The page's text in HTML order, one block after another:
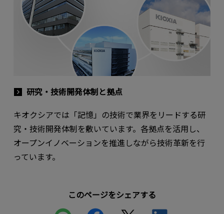
研究・技術開発体制と拠点
キオクシアでは「記憶」の技術で業界をリードする研
究・技術開発体制を敷いています。各拠点を活用し、
オープンイノベーションを推進しながら技術革新を行
っています。
このページをシェアする